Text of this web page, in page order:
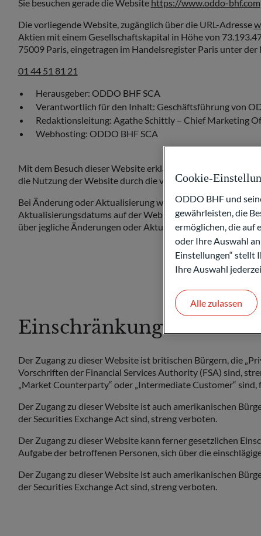
Sie besuchen gerade die Website https://www.oddo-bhf.com
Die vorliegende Website, zugänglich über die URL-Adresse
Aktien mit einem Gesellschaftskapital in Höhe von
75009 Paris, eingetragen im Handelsregister Paris unter
01 44 51 81 21
Herausgeber: ODDO BHF SCA
Verantwortlich für den Inhalt: Geschäftsführung von
Redaktionsleitung: Agathe Schittly – Chief Marketing
Webhosting: ODDO BHF SCA
Mit dem Besuch dieser Website erklärt sich jede natürliche
die Nutzung der Website durch die vorliegenden
Bei Änderung oder Aktualisierung werden die geänderten
Aktualisierungsdatums auf der Website online gestellt. Der
über jegliche Änderungen oder Aktualisierungen der
Einschränkungen
Der Zugang zu dieser Website ist britischen Bürgern, die
Vorschriften der Financial Services Authority (FSA) sind,
„Market Counterparty“ oder „Intermediate Customer“ sind,
Der Zugang zu dieser Website ist auch amerikanischen
der Securities Exchange Act sind, streng verboten.
Der Zugang zu dieser Website kann ferner gesetzlichen
Aufgabe der betroffenen Personen, sich über die
Der Zugang zu dieser Website ist auch amerikanischen
der Securities Exchange Act sind, streng verboten.
Cookie-
ODDO BHF und
gewährleisten, die
ermöglichen, die auf
oder Ihre Auswahl
Einstellungen“ stellt
Ihre Auswahl
Alle zulassen